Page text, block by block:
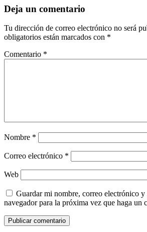
Deja un comentario
Tu dirección de correo electrónico no será
obligatorios están marcados con *
Comentario *
Nombre *
Correo electrónico *
Web
Guardar mi nombre, correo electrónico y
navegador para la próxima vez que haga un